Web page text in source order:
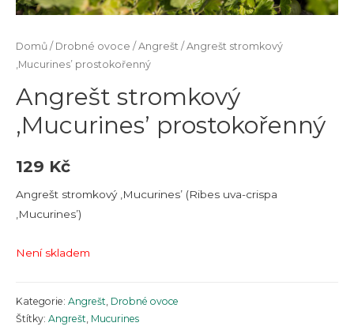
Domů / Drobné ovoce /Angrešt / Angrešt stromkový
‚Mucurines’ prostokořenný
Angrešt stromkový
‚Mucurines’ prostokořenný
129 Kč
Angrešt stromkový ‚Mucurines’ (Ribes uva-crispa
‚Mucurines’)
Není skladem
Kategorie: Angrešt Drobné ovoce
Štítky: Angrešt Mucurines